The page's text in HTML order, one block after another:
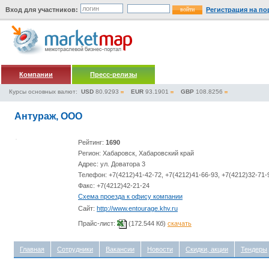
Вход для участников: Регистрация на
Компании Пресс-релизы
Курсы основных валют: USD 80.9293 EUR 93.1901 GBP 108.8256
Антураж, ООО
Рейтинг: 1690
Регион: Хабаровск, Хабаровский край
Адрес: ул. Доватора 3
Телефон: +7(4212)41-42-72, +7(4212)41-66-93, +7(4212)32-71-
Факс: +7(4212)42-21-24
Схема проезда к офису компании
Сайт: http://www.entourage.khv.ru
Прайс-лист: (172.544 Кб) скачать
Главная Сотрудники Вакансии Новости Скидки, акции Тендеры